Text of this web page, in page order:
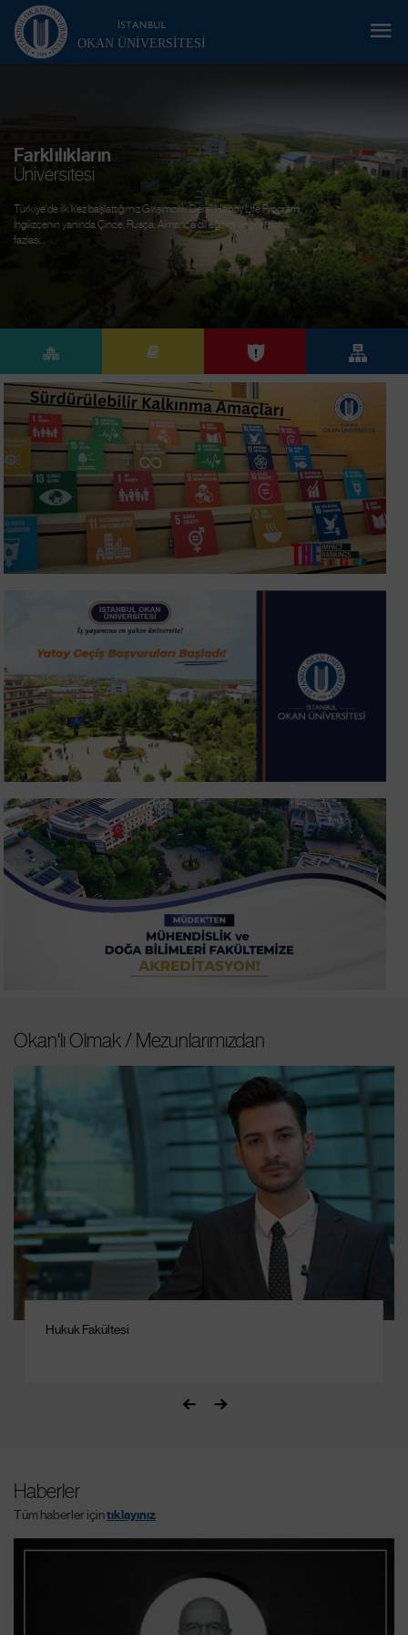
OKAN ÜNIVERSITESI
Farklılıkların
Üniversitesi
Türkiye'de ilk kez başlattığımız Girişimcilik Dersi, Happy Life Programı,
İngilizcenin yanında Çince, Rusça, Almanca dil eğitimi ve çok daha
fazlası...
Okan'lı Olmak / Mezunlarımızdan
Hukuk Fakültesi
Haberler
Tüm haberler içintıklayınız